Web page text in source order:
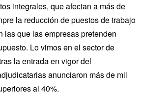
integrales, que afectan a más de
la reducción de puestos de trabajo
que las empresas pretenden
Lo vimos en el sector de
la entrada en vigor del
anunciaron más de mil
al 40%.